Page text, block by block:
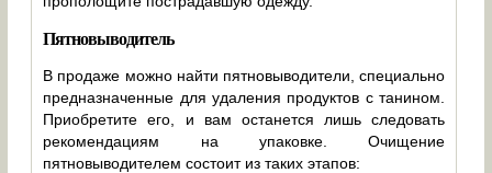
Пятновыводитель
В продаже можно найти пятновыводители, специально
предназначенные для удаления продуктов с танином.
Приобретите его, и вам останется лишь следовать
рекомендациям на упаковке. Очищение
пятновыводителем состоит из таких этапов: